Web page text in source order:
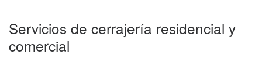
Servicios de cerrajería residencial y
comercial